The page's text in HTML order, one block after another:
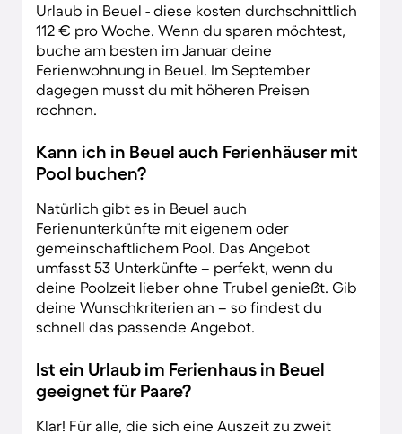
Urlaub in Beuel - diese kosten durchschnittlich
112 € pro Woche. Wenn du sparen möchtest,
buche am besten im Januar deine
Ferienwohnung in Beuel. Im September
dagegen musst du mit höheren Preisen
rechnen.
Kann ich in Beuel auch Ferienhäuser mit
Pool buchen?
Natürlich gibt es in Beuel auch
Ferienunterkünfte mit eigenem oder
gemeinschaftlichem Pool. Das Angebot
umfasst 53 Unterkünfte – perfekt, wenn du
deine Poolzeit lieber ohne Trubel genießt. Gib
deine Wunschkriterien an – so findest du
schnell das passende Angebot.
Ist ein Urlaub im Ferienhaus in Beuel
geeignet für Paare?
Klar! Für alle, die sich eine Auszeit zu zweit